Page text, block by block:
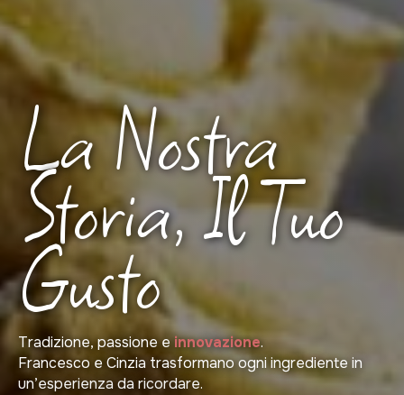
La Nostra
Storia, Il Tuo
Gusto
Tradizione, passione einnovazione.
Francesco e Cinzia trasformano ogni ingrediente in
un’esperienza da ricordare.